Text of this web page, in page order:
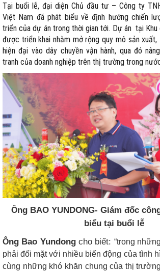
Tại buổi lễ, đại diện Chủ đầu tư – Công ty
Việt Nam đã phát biểu về định hướng chiến
triển của dự án trong thời gian tới. Dự án tại Khu
được triển khai nhằm mở rộng quy mô sản xuất,
hiện đại vào dây chuyền vận hành, qua đó
tranh của doanh nghiệp trên thị trường trong
Ông BAO YUNDONG- Giám đốc
biểu tại buổi lễ
Ông Bao Yundongcho biết: “trong
phải đối mặt với nhiều biến động của tình
cùng những khó khăn chung của thị